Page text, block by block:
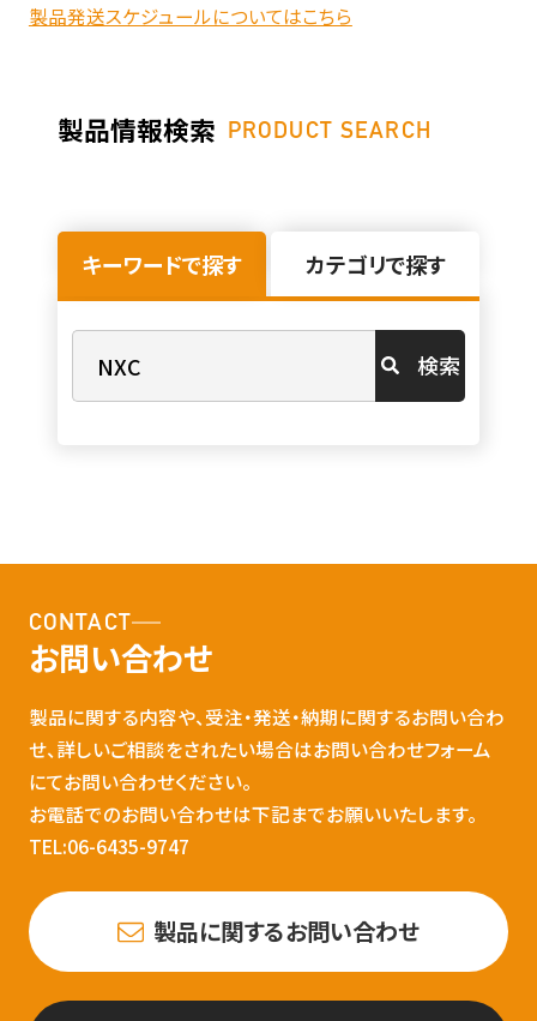
製品発送スケジュールについてはこちら
製品情報検索 PRODUCT SEARCH
キーワードで探す カテゴリで探す
検索
CONTACT
お問い合わせ
製品に関する内容や、受注・発送・納期に関するお問い合わ
せ、詳しいご相談をされたい場合はお問い合わせフォーム
にてお問い合わせください。
お電話でのお問い合わせは下記までお願いいたします。
TEL:06-6435-9747
製品に関するお問い合わせ